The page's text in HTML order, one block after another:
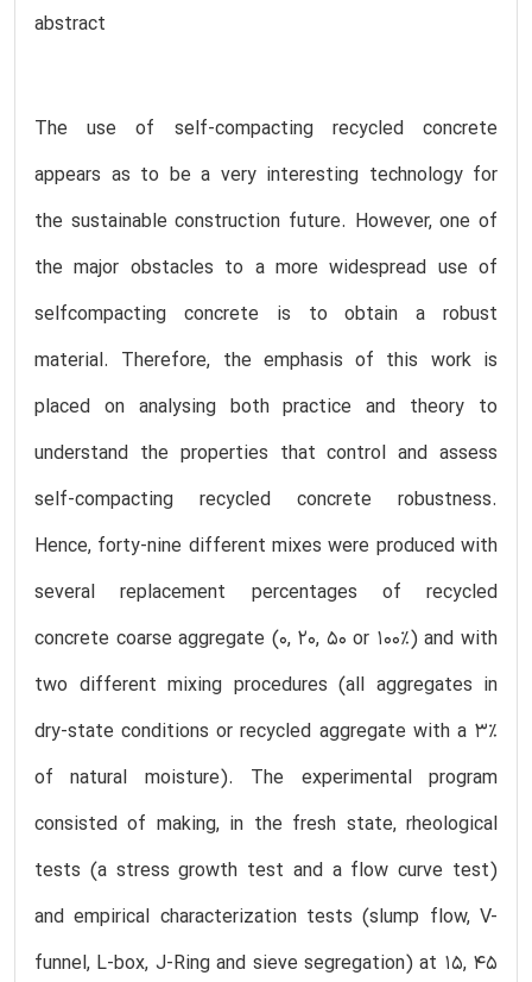
abstract
The use of self-compacting recycled concrete
appears as to be a very interesting technology for
the sustainable construction future. However, one of
the major obstacles to a more widespread use of
selfcompacting concrete is to obtain a robust
material. Therefore, the emphasis of this work is
placed on analysing both practice and theory to
understand the properties that control and assess
self-compacting recycled concrete robustness.
Hence, forty-nine different mixes were produced with
several replacement percentages of recycled
concrete coarse aggregate (0, 20, 50 or 100%) and with
two different mixing procedures (all aggregates in
dry-state conditions or recycled aggregate with a 3%
of natural moisture). The experimental program
consisted of making, in the fresh state, rheological
tests (a stress growth test and a flow curve test)
and empirical characterization tests (slump flow, V-
funnel, L-box, J-Ring and sieve segregation) at 15, 45